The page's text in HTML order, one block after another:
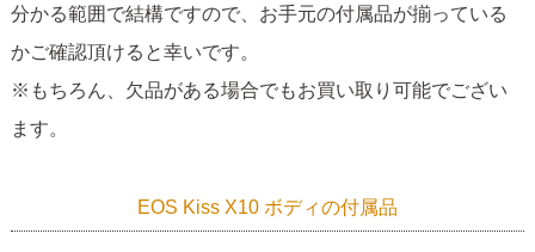
分かる範囲で結構ですので、お手元の付属品が揃っている
かご確認頂けると幸いです。
※もちろん、欠品がある場合でもお買い取り可能でござい
ます。
EOS Kiss X10 ボディの付属品